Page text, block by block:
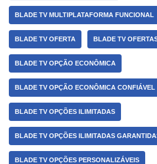
BLADE TV MULTIPLATAFORMA FUNCIONAL
BLADE TV OFERTA BLADE TV
BLADE TV OPÇÃO ECONÔMICA
BLADE TV OPÇÃO ECONÔMICA CONFIÁVEL
BLADE TV OPÇÕES ILIMITADAS
BLADE TV OPÇÕES ILIMITADAS
BLADE TV OPÇÕES PERSONALIZÁVEIS